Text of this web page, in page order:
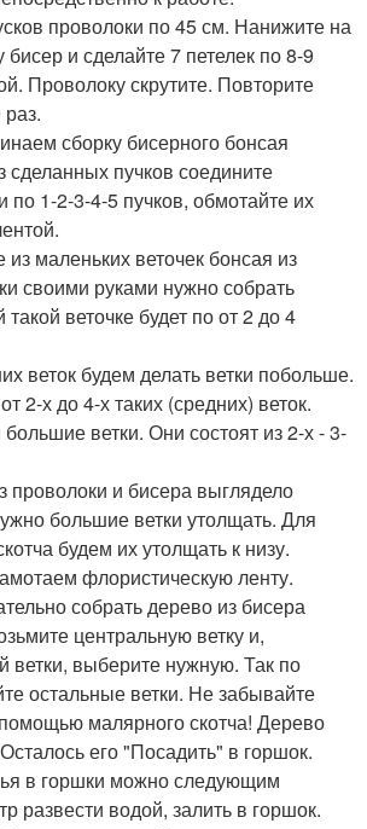
проволоки по 45 см. Нанижите на
и сделайте 7 петелек по 8-9
Проволоку скрутите. Повторите
сборку бисерного бонсая
пучков соедините
по 1-2-3-4-5 пучков, обмотайте их
маленьких веточек бонсая из
своими руками нужно собрать
веточке будет по от 2 до 4
веток будем делать ветки побольше.
2-х до 4-х таких (средних) веток.
ветки. Они состоят из 2-х - 3-
проволоки и бисера выглядело
большие ветки утолщать. Для
будем их утолщать к низу.
флористическую ленту.
собрать дерево из бисера
центральную ветку и,
ветки, выберите нужную. Так по
остальные ветки. Не забывайте
малярного скотча! Дерево
его "Посадить" в горшок.
в горшки можно следующим
развести водой, залить в горшок.